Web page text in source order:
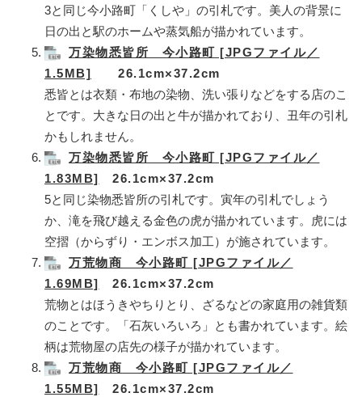
3と同じ今小路町「くしや」の引札です。美人の背景に
日の出と駅のホームや蒸気船が描かれています。
万染物悉皆所 今小路町 [JPGファイル／
1.5MB] 26.1cm×37.2cm
悉皆とは衣類・布地の染物、洗い張りなどをする店のこ
とです。大きな日の出と牛が描かれており、丑年の引札
かもしれません。
万染物悉皆所 今小路町 [JPGファイル／
1.83MB] 26.1cm×37.2cm
5と同じ染物悉皆所の引札です。寅年の引札でしょう
か、滝を飛び越える金色の虎が描かれています。虎には
空摺（からずり・エンボス加工）が施されています。
万荒物商 今小路町 [JPGファイル／
1.69MB] 26.1cm×37.2cm
荒物とはほうきやちりとり、ざるなどの家庭用の雑貨類
のことです。「石灰いろいろ」とも書かれています。絵
柄は荒物屋の店先の様子が描かれています。
万荒物商 今小路町 [JPGファイル／
1.55MB] 26.1cm×37.2cm